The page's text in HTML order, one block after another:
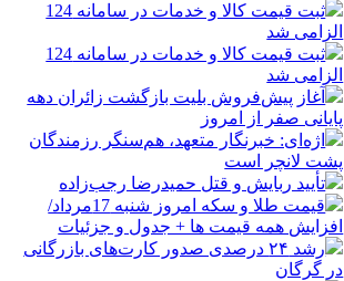
ثبت قیمت کالا و خدمات در سامانه 124
الزامی شد
ثبت قیمت کالا و خدمات در سامانه 124
الزامی شد
آغاز پیش‌فروش بلیت بازگشت زائران دهه
پایانی صفر از امروز
اژه‌ای: خبرنگار متعهد، هم‌سنگر رزمندگان
پشت لانچر است
تأیید ربایش و قتل حمیدرضا رجب‌زاده
قیمت طلا و سکه امروز شنبه 17مرداد/
افزایش همه قیمت ها + جدول و جزئیات
رشد ۲۴ درصدی صدور کارت‌های بازرگانی
در گرگان